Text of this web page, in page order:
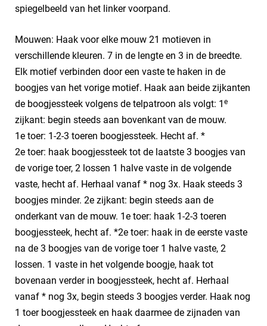
spiegelbeeld van het linker voorpand.
Mouwen: Haak voor elke mouw 21 motieven in
verschillende kleuren. 7 in de lengte en 3 in de breedte.
Elk motief verbinden door een vaste te haken in de
boogjes van het vorige motief. Haak aan beide zijkanten
de boogjessteek volgens de telpatroon als volgt: 1 e
zijkant: begin steeds aan bovenkant van de mouw.
1e toer: 1-2-3 toeren boogjessteek. Hecht af. *
2e toer: haak boogjessteek tot de laatste 3 boogjes van
de vorige toer, 2 lossen 1 halve vaste in de volgende
vaste, hecht af. Herhaal vanaf * nog 3x. Haak steeds 3
boogjes minder. 2e zijkant: begin steeds aan de
onderkant van de mouw. 1e toer: haak 1-2-3 toeren
boogjessteek, hecht af. *2e toer: haak in de eerste vaste
na de 3 boogjes van de vorige toer 1 halve vaste, 2
lossen. 1 vaste in het volgende boogje, haak tot
bovenaan verder in boogjessteek, hecht af. Herhaal
vanaf * nog 3x, begin steeds 3 boogjes verder. Haak nog
1 toer boogjessteek en haak daarmee de zijnaden van